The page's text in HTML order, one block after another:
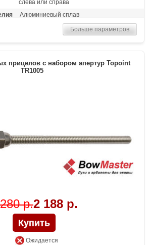
слева или справа
Алюминиевый сплав
Спортивный прицел среднего уровня для
крепление к луку, скоп с линзой 0,5х
Больше параметров
прицелов с набором апертур Topoint
TR1005
р.2 188 р.
Ожидается